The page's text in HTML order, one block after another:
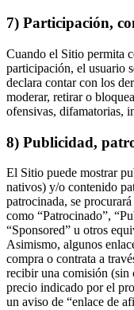
7) Participación,
Cuando el Sitio permita
participación, el usuario
declara contar con los
moderar, retirar o
ofensivas, difamatorias,
8) Publicidad,
El Sitio puede mostrar
nativos) y/o contenido
patrocinada, se
como “Patrocinado”,
“Sponsored” u otros
Asimismo, algunos
compra o contrata a
recibir una comisión (sin
precio indicado por el
un aviso de “enlace de